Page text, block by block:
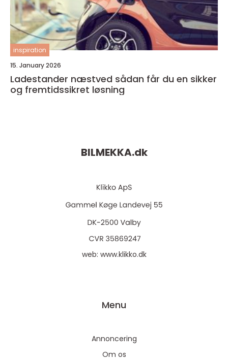
inspiration
15. January 2026
Ladestander næstved sådan får du en sikker
og fremtidssikret løsning
BILMEKKA.dk
web: www.klikko.dk
Menu
Annoncering
Om os